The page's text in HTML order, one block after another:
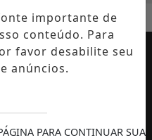
LIDERA
MENU
DE
DIREITOS
importante de
conteúdo. Para
favor desabilite seu
anúncios.
PARA CONTINUAR SUA